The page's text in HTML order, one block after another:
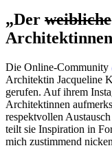
„Der weibliche
Architektinnen
Die Online-Community
Architektin Jacqueline
gerufen. Auf ihrem
Architektinnen
respektvollen
teilt sie Inspiration in
mich zustimmend